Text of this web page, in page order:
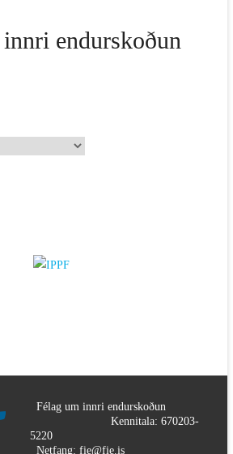
endurskoðun
Félag um innri endurskoðun
Kennitala: 670203-
5220
Netfang: fie@fie.is